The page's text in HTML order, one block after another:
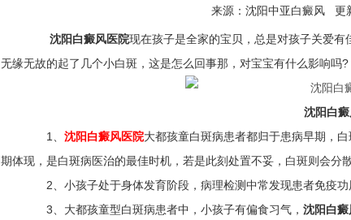
来源：沈阳中亚白癜风 更
沈阳白癜风医院现在孩子是全家的宝贝，总是对孩子关爱
无缘无故的起了几个小白斑，这是怎么回事那，对宝宝有什么影响吗?
沈阳白
1、 沈阳白癜风医院大都孩童白斑病患者都归于患病早期，
期体现，是白斑病医治的最佳时机，若是此刻处置不妥，白斑则会分
2、小孩子处于身体发育阶段，病理检测中常发现患者免疫功
3、大都孩童型白斑病患者中，小孩子有偏食习气， 沈阳白